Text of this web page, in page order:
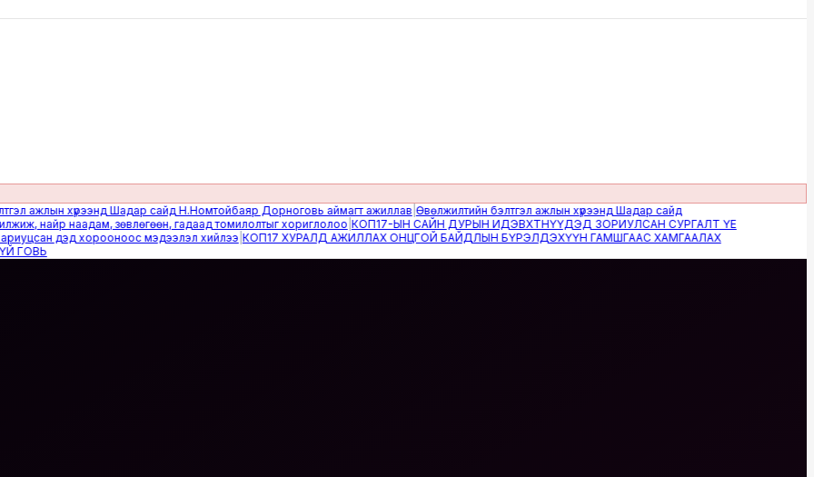
хүрээнд Шадар сайд Н.Номтойбаяр Дорноговь аймагт ажиллав|Өвөлжилтийн бэлтгэл ажлын хүрээнд Шадар сайд
наадам, зөвлөгөөн, гадаад томилолтыг хориглолоо|КОП17-ЫН САЙН ДУРЫН ИДЭВХТНҮҮДЭД ЗОРИУЛСАН СУРГАЛТ ҮЕ
дэд хорооноос мэдээлэл хийлээ|КОП17 ХУРАЛД АЖИЛЛАХ ОНЦГОЙ БАЙДЛЫН БҮРЭЛДЭХҮҮН ГАМШГААС ХАМГААЛАХ